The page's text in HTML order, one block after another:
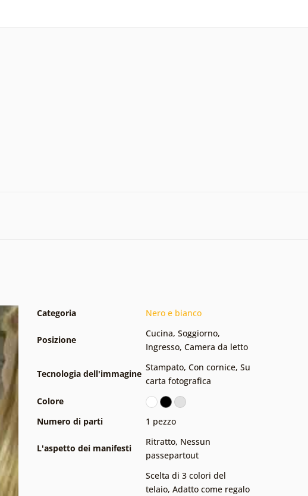
Categoria Nero e bianco
Posizione
Cucina, Soggiorno,
Ingresso, Camera da letto
Tecnologia dell'immagine
Stampato, Con cornice, Su
carta fotografica
Colore
Numero di parti
1 pezzo
L'aspetto dei manifesti
Ritratto, Nessun
passepartout
Scelta di 3 colori del
telaio, Adatto come regalo